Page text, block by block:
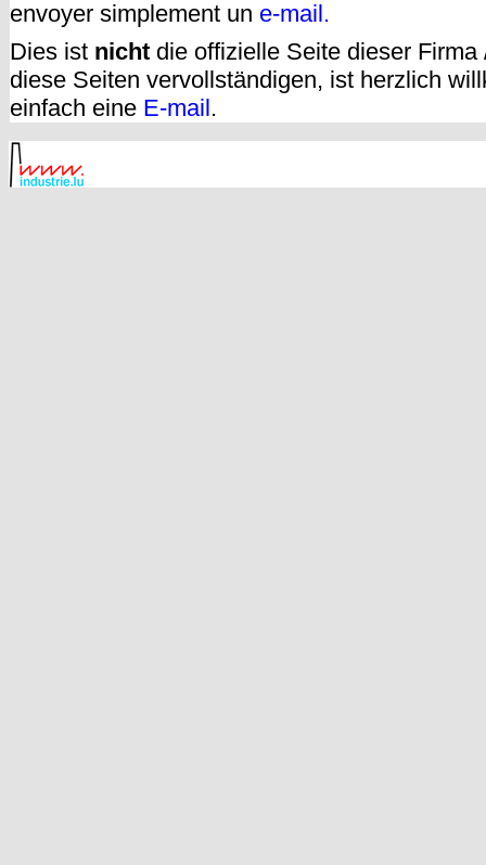
envoyer simplement un e-mail.
Dies ist nicht die offizielle Seite dieser
diese Seiten vervollständigen, ist herzlich
einfach eine E-mail.